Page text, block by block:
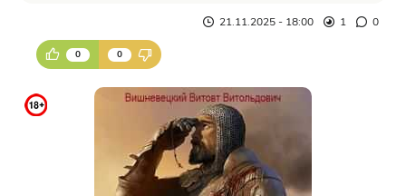
21.11.2025 - 18:00 1 0
0 0